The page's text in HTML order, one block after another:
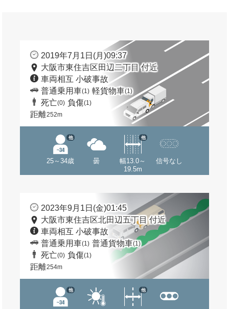
2019年7月1日(月)09:37
大阪市東住吉区田辺二丁目 付近
車両相互 小破事故
普通乗用車(1) 軽貨物車(1)
死亡(0) 負傷(1)
距離252m
25～34歳
他
曇
幅13.0～
19.5m
他
信号なし
2023年9月1日(金)01:45
大阪市東住吉区北田辺五丁目 付近
車両相互 小破事故
普通乗用車(1) 普通貨物車(1)
死亡(0) 負傷(1)
距離254m
他 他